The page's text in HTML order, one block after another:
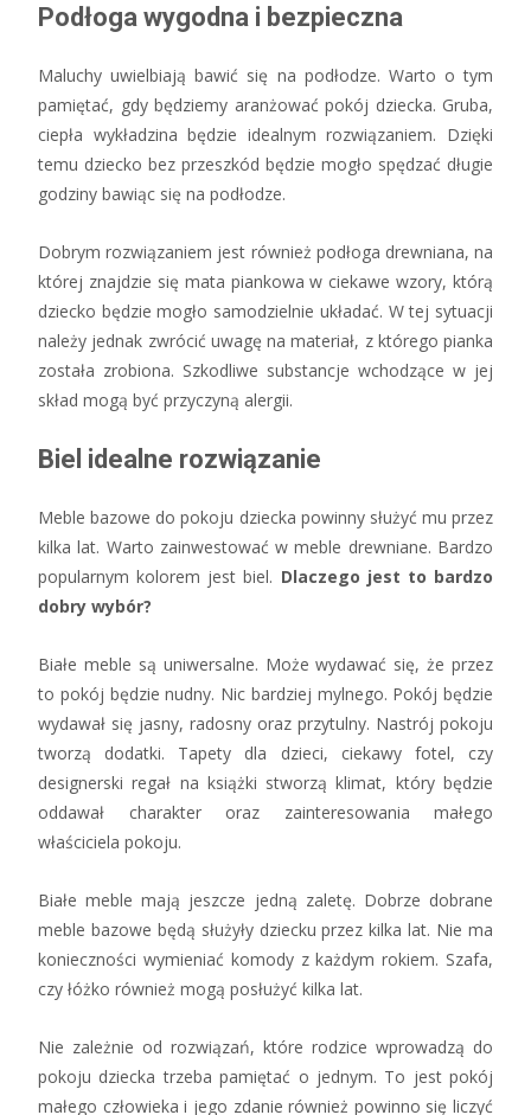
Podłoga wygodna i bezpieczna
Maluchy uwielbiają bawić się na podłodze. Warto o tym
pamiętać, gdy będziemy aranżować pokój dziecka. Gruba,
ciepła wykładzina będzie idealnym rozwiązaniem. Dzięki
temu dziecko bez przeszkód będzie mogło spędzać długie
godziny bawiąc się na podłodze.
Dobrym rozwiązaniem jest również podłoga drewniana, na
której znajdzie się mata piankowa w ciekawe wzory, którą
dziecko będzie mogło samodzielnie układać. W tej sytuacji
należy jednak zwrócić uwagę na materiał, z którego pianka
została zrobiona. Szkodliwe substancje wchodzące w jej
skład mogą być przyczyną alergii.
Biel idealne rozwiązanie
Meble bazowe do pokoju dziecka powinny służyć mu przez
kilka lat. Warto zainwestować w meble drewniane. Bardzo
popularnym kolorem jest biel. Dlaczego jest to bardzo
dobry wybór?
Białe meble są uniwersalne. Może wydawać się, że przez
to pokój będzie nudny. Nic bardziej mylnego. Pokój będzie
wydawał się jasny, radosny oraz przytulny. Nastrój pokoju
tworzą dodatki. Tapety dla dzieci, ciekawy fotel, czy
designerski regał na książki stworzą klimat, który będzie
oddawał charakter oraz zainteresowania małego
właściciela pokoju.
Białe meble mają jeszcze jedną zaletę. Dobrze dobrane
meble bazowe będą służyły dziecku przez kilka lat. Nie ma
konieczności wymieniać komody z każdym rokiem. Szafa,
czy łóżko również mogą posłużyć kilka lat.
Nie zależnie od rozwiązań, które rodzice wprowadzą do
pokoju dziecka trzeba pamiętać o jednym. To jest pokój
małego człowieka i jego zdanie również powinno się liczyć